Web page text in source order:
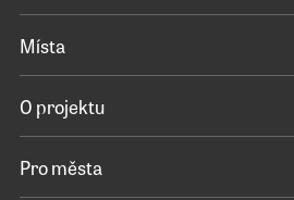
Místa
O projektu
Pro města